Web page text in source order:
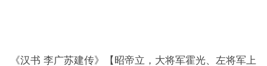
《汉书 李广苏建传》【昭帝立，大将军霍光、左将军上